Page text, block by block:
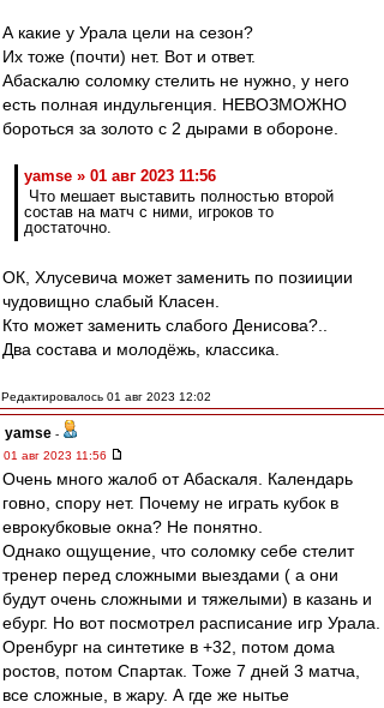
А какие у Урала цели на сезон?
Их тоже (почти) нет. Вот и ответ.
Абаскалю соломку стелить не нужно, у него
есть полная индульгенция. НЕВОЗМОЖНО
бороться за золото с 2 дырами в обороне.
yamse » 01 авг 2023 11:56
Что мешает выставить полностью второй
состав на матч с ними, игроков то
достаточно.
ОК, Хлусевича может заменить по позииции
чудовищно слабый Класен.
Кто может заменить слабого Денисова?..
Два состава и молодёжь, классика.
Редактировалось 01 авг 2023 12:02
yamse -
01 авг 2023 11:56
Очень много жалоб от Абаскаля. Календарь
говно, спору нет. Почему не играть кубок в
еврокубковые окна? Не понятно.
Однако ощущение, что соломку себе стелит
тренер перед сложными выездами ( а они
будут очень сложными и тяжелыми) в казань и
ебург. Но вот посмотрел расписание игр Урала.
Оренбург на синтетике в +32, потом дома
ростов, потом Спартак. Тоже 7 дней 3 матча,
все сложные, в жару. А где же нытье